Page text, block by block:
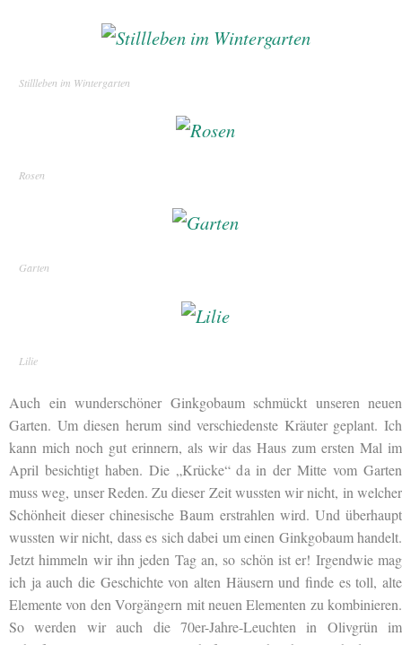
Stillleben im Wintergarten
Rosen
Garten
Lilie
Auch ein wunderschöner Ginkgobaum schmückt unseren neuen
Garten. Um diesen herum sind verschiedenste Kräuter geplant. Ich
kann mich noch gut erinnern, als wir das Haus zum ersten Mal im
April besichtigt haben. Die „Krücke“ da in der Mitte vom Garten
muss weg, unser Reden. Zu dieser Zeit wussten wir nicht, in welcher
Schönheit dieser chinesische Baum erstrahlen wird. Und überhaupt
wussten wir nicht, dass es sich dabei um einen Ginkgobaum handelt.
Jetzt himmeln wir ihn jeden Tag an, so schön ist er! Irgendwie mag
ich ja auch die Geschichte von alten Häusern und finde es toll, alte
Elemente von den Vorgängern mit neuen Elementen zu kombinieren.
So werden wir auch die 70er-Jahre-Leuchten in Olivgrün im